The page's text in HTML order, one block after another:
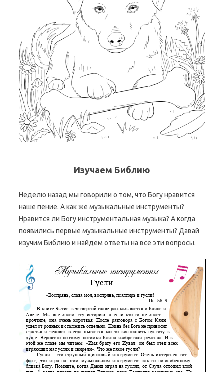
Изучаем Библию
Неделю назад мы говорили о том, что Богу нравится
наше пение. А как же музыкальные инструменты?
Нравится ли Богу инструментальная музыка? А когда
появились первые музыкальные инструменты? Давай
изучим Библию и найдем ответы на все эти вопросы.